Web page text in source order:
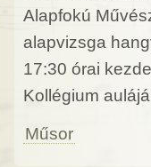
Alapfokú
alapvizsga
17:30 órai
Kollégium
Műsor